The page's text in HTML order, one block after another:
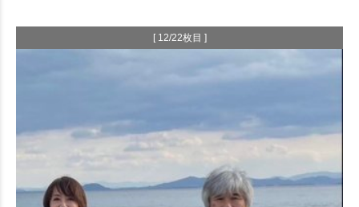
[ 12/22枚目 ]